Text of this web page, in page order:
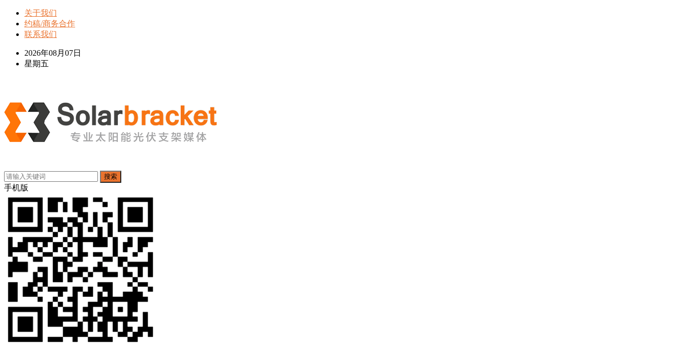
关于我们
约稿/商务合作
联系我们
2026年08月07日
星期五
搜索
手机版